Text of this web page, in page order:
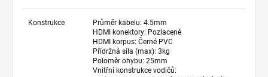
Konstrukce
Průměr kabelu: 4.5mm
HDMI konektory: Pozlacené
HDMI korpus: Černé PVC
Přídržná síla (max): 3kg
Poloměr ohybu: 25mm
Vnitřní konstrukce vodičů: